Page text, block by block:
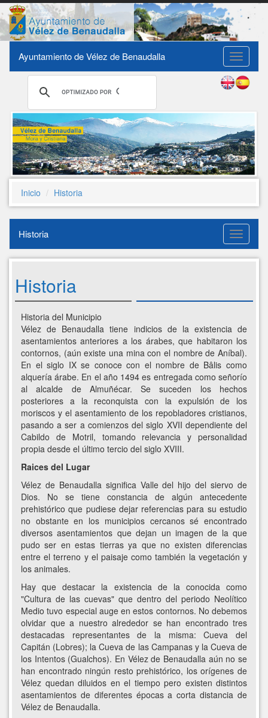
Toggle
Ayuntamiento de Vélez de Benaudalla
Inicio Historia
Historia
Historia
Historia
Historia del Municipio
Vélez de Benaudalla tiene indicios de la existencia de
asentamientos anteriores a los árabes, que habitaron los
contornos, (aún existe una mina con el nombre de Aníbal).
En el siglo IX se conoce con el nombre de Bâlis como
alquería árabe. En el año 1494 es entregada como señorío
al alcalde de Almuñécar. Se suceden los hechos
posteriores a la reconquista con la expulsión de los
moriscos y el asentamiento de los repobladores cristianos,
pasando a ser a comienzos del siglo XVII dependiente del
Cabildo de Motril, tomando relevancia y personalidad
propia desde el último tercio del siglo XVIII.
Raices del Lugar
Vélez de Benaudalla significa Valle del hijo del siervo de
Dios. No se tiene constancia de algún antecedente
prehistórico que pudiese dejar referencias para su estudio
no obstante en los municipios cercanos sé encontrado
diversos asentamientos que dejan un imagen de la que
pudo ser en estas tierras ya que no existen diferencias
entre el terreno y el paisaje como también la vegetación y
los animales.
Hay que destacar la existencia de la conocida como
"Cultura de las cuevas" que dentro del periodo Neolítico
Medio tuvo especial auge en estos contornos. No debemos
olvidar que a nuestro alrededor se han encontrado tres
destacadas representantes de la misma: Cueva del
Capitán (Lobres); la Cueva de las Campanas y la Cueva de
los Intentos (Gualchos). En Vélez de Benaudalla aún no se
han encontrado ningún resto prehistórico, los orígenes de
Vélez quedan diluidos en el tiempo pero existen distintos
asentamientos de diferentes épocas a corta distancia de
Vélez de Benaudalla.